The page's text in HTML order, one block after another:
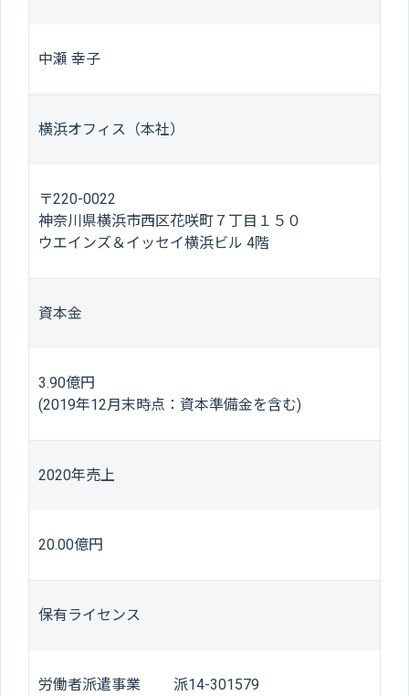
中瀬 幸子
横浜オフィス（本社）
〒220-0022
神奈川県横浜市西区花咲町７丁目１５０
ウエインズ＆イッセイ横浜ビル 4階
資本金
3.90億円
(2019年12月末時点：資本準備金を含む)
2020年売上
20.00億円
保有ライセンス
労働者派遣事業 派14-301579